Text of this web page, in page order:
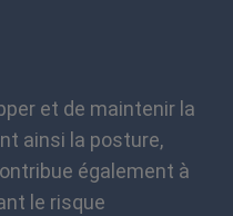
et de maintenir la
ainsi la posture,
également à
le risque